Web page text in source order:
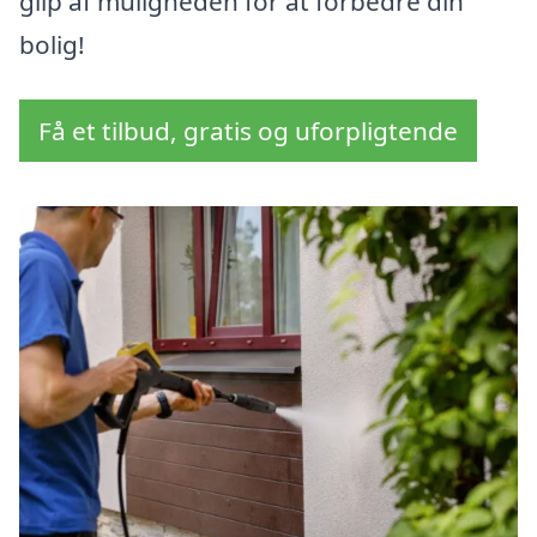
bolig!
Få et tilbud, gratis og uforpligtende